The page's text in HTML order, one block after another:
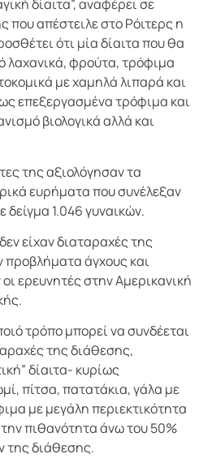
δίαιτα”, αναφέρει σε
που απέστειλε στο Ρόιτερς η
ότι μία δίαιτα που θα
λαχανικά, φρούτα, τρόφιμα
με χαμηλά λιπαρά και
επεξεργασμένα τρόφιμα και
βιολογικά αλλά και
της αξιολόγησαν τα
ευρήματα που συνέλεξαν
δείγμα 1.046 γυναικών.
είχαν διαταραχές της
προβλήματα άγχους και
ερευνητές στην Αμερικανική
τρόπο μπορεί να συνδέεται
της διάθεσης,
δίαιτα- κυρίως
πίτσα, πατατάκια, γάλα με
με μεγάλη περιεκτικότητα
πιθανότητα άνω του 50%
της διάθεσης.